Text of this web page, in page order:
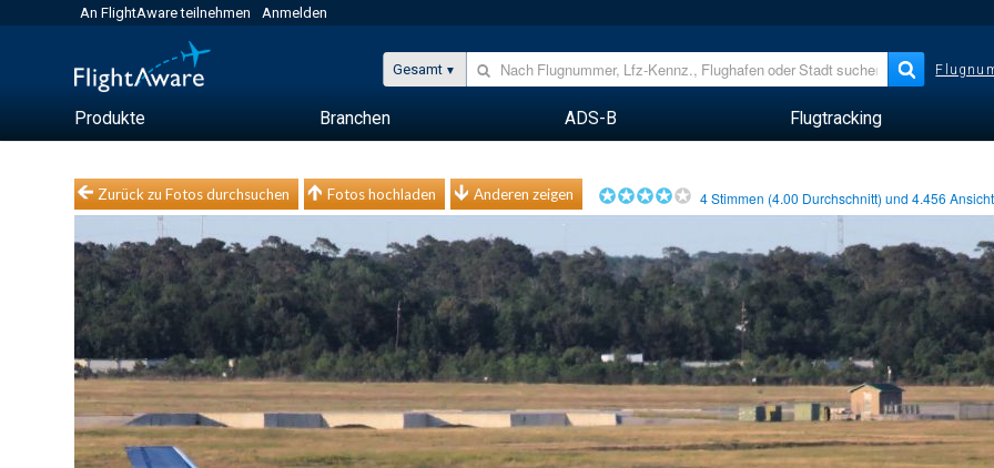
An FlightAware teilnehmen Anmelden
Gesamt
Produkte Branchen ADS-B Flugtracking
Zurück zu Fotos durchsuchen Fotos hochladen Anderen zeigen 4Stimmen (4.00 Durchschnitt) und4.456